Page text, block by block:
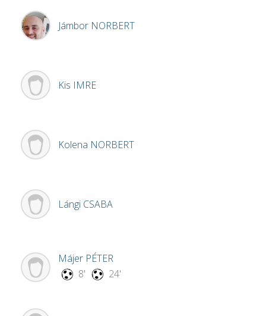
Jámbor NORBERT
Kis IMRE
Kolena NORBERT
Lángi CSABA
Májer PÉTER
8'
24'